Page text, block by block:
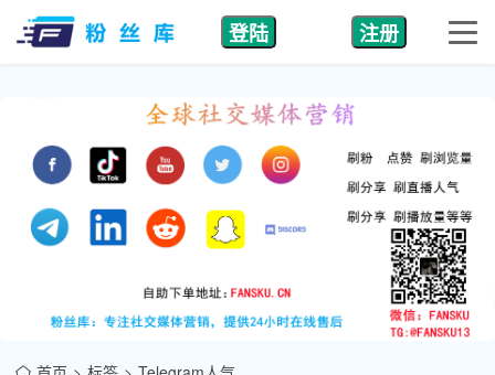
登陆 注册